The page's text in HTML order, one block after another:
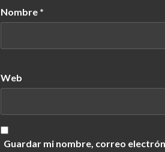
Nombre *
Web
Guardar mi nombre, correo